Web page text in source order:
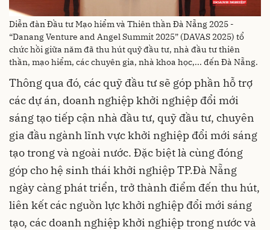
Diễn đàn Đầu tư Mạo hiểm và Thiên thần Đà Nẵng 2025 -
“Danang Venture and Angel Summit 2025” (DAVAS 2025) tổ
chức hồi giữa năm đã thu hút quỹ đầu tư, nhà đầu tư thiên
thần, mạo hiểm, các chuyên gia, nhà khoa học,... đến Đà Nẵng.
Thông qua đó, các quỹ đầu tư sẽ góp phần hỗ trợ
các dự án, doanh nghiệp khởi nghiệp đổi mới
sáng tạo tiếp cận nhà đầu tư, quỹ đầu tư, chuyên
gia đầu ngành lĩnh vực khởi nghiệp đổi mới sáng
tạo trong và ngoài nước. Đặc biệt là cùng đóng
góp cho hệ sinh thái khởi nghiệp TP.Đà Nẵng
ngày càng phát triển, trở thành điểm đến thu hút,
liên kết các nguồn lực khởi nghiệp đổi mới sáng
tạo, các doanh nghiệp khởi nghiệp trong nước và